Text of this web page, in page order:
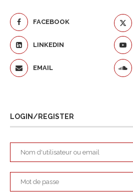
FACEBOOK
LINKEDIN
EMAIL
LOGIN/REGISTER